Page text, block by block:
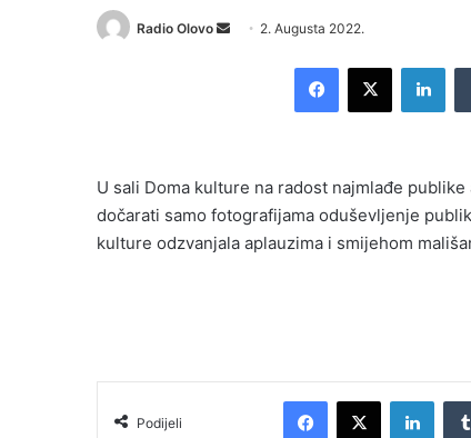
Radio Olovo
Send 2. Augusta 2022.
Facebook
X
U sali Doma kulture na radost najmlađe
dočarati samo fotografijama oduševljenje
kulture odzvanjala aplauzima i smijehom
Podijeli
Facebook
X